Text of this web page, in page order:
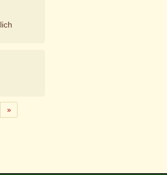
»Weiter